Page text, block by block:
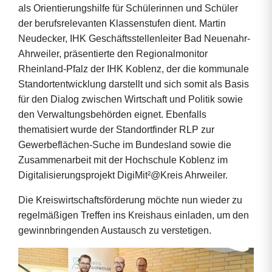
als Orientierungshilfe für Schülerinnen und Schüler
der berufsrelevanten Klassenstufen dient. Martin
Neudecker, IHK Geschäftsstellenleiter Bad Neuenahr-
Ahrweiler, präsentierte den Regionalmonitor
Rheinland-Pfalz der IHK Koblenz, der die kommunale
Standortentwicklung darstellt und sich somit als Basis
für den Dialog zwischen Wirtschaft und Politik sowie
den Verwaltungsbehörden eignet. Ebenfalls
thematisiert wurde der Standortfinder RLP zur
Gewerbeflächen-Suche im Bundesland sowie die
Zusammenarbeit mit der Hochschule Koblenz im
Digitalisierungsprojekt DigiMit²@Kreis Ahrweiler.
Die Kreiswirtschaftsförderung möchte nun wieder zu
regelmäßigen Treffen ins Kreishaus einladen, um den
gewinnbringenden Austausch zu verstetigen.